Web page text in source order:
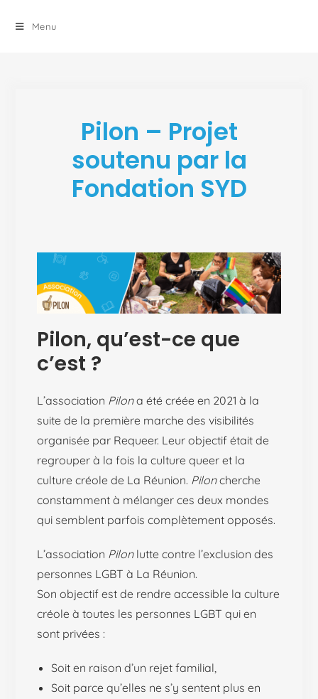
Menu
Pilon – Projet
soutenu par la
Fondation SYD
Pilon, qu’est-ce que
c’est ?
L’association Pilona été créée en 2021 à la
suite de la première marche des visibilités
organisée par Requeer. Leur objectif était de
regrouper à la fois la culture queer et la
culture créole de La Réunion. Piloncherche
constamment à mélanger ces deux mondes
qui semblent parfois complètement opposés.
L’association Pilonlutte contre l’exclusion des
personnes LGBT à La Réunion.
Son objectif est de rendre accessible la culture
créole à toutes les personnes LGBT qui en
sont privées :
Soit en raison d’un rejet familial,
Soit parce qu’elles ne s’y sentent plus en